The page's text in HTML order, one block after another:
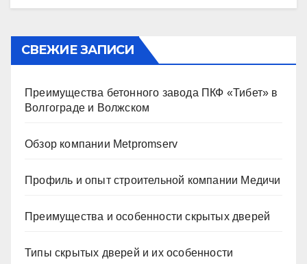
СВЕЖИЕ ЗАПИСИ
Преимущества бетонного завода ПКФ «Тибет» в
Волгограде и Волжском
Обзор компании Metpromserv
Профиль и опыт строительной компании Медичи
Преимущества и особенности скрытых дверей
Типы скрытых дверей и их особенности